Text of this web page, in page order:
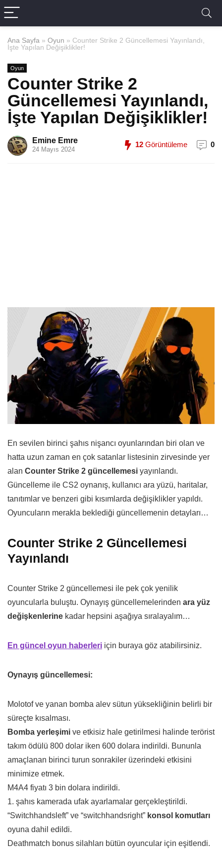
Ana Sayfa » Oyun » Counter Strike 2 Güncellemesi Yayınlandı,
İşte Yapılan Değişiklikler!
Oyun
Counter Strike 2
Güncellemesi Yayınlandı,
İşte Yapılan Değişiklikler!
Emine Emre
24 Mayıs 2024
12 Görüntüleme 0
En sevilen birinci şahıs nişancı oyunlarından biri olan ve
hatta uzun zaman en çok satanlar listesinin zirvesinde yer
alan Counter Strike 2 güncellemesi yayınlandı.
Güncelleme ile CS2 oynanış, kullanıcı ara yüzü, haritalar,
tanıtımlar ve benzeri gibi kısımlarda değişiklikler yapıldı.
Oyuncuların merakla beklediği güncellemenin detayları…
Counter Strike 2 Güncellemesi
Yayınlandı
Counter Strike 2 güncellemesi ile pek çok yenilik
oyuncularla buluştu. Oynayış güncellemelerinden ara yüz
değişkenlerine kadar hepsini aşağıya sıralayalım…
En güncel oyun haberleri için buraya göz atabilirsiniz.
Oynayış güncellemesi:
Molotof ve yanan bomba alev sütun yüksekliğinin belirli bir
süreçte kısalması.
Bomba yerleşimi ve etkisiz hale getirilmesi halinde terörist
takım ödülü 800 dolar iken 600 dolara indirildi. Bununla
amaçlanan birinci turun sonrakiler üzerindeki etkisini
minimize etmek.
M4A4 fiyatı 3 bin dolara indirildi.
1. şahıs kamerada ufak ayarlamalar gerçekleştirildi.
“Switchhandsleft” ve “switchhandsright” konsol komutları
oyuna dahil edildi.
Deathmatch bonus silahları bütün oyuncular için eşitlendi.